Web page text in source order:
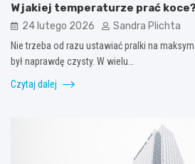
W jakiej temperaturze prać
24 lutego 2026 Sandra Plichta
Nie trzeba od razu ustawiać pralki na
był naprawdę czysty. W wielu…
Czytaj dalej